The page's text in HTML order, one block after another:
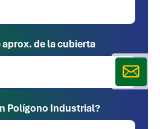
de la cubierta
Polígono Industrial?